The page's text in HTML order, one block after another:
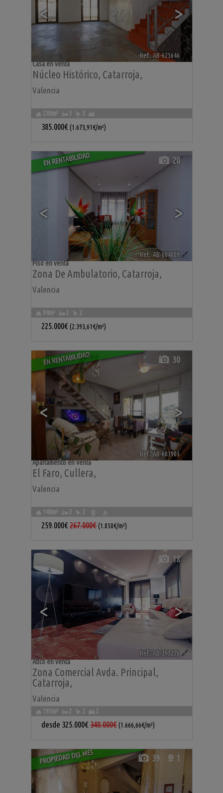
< >
Ref.. AB-625646 🔗
Núcleo Histórico, Catarroja,
Valencia
Casa en venta
230m² 3 3
385.000€ (1.673,91€/m²)
EN RENTABILIDAD
< >
20
Ref.. AB-604009 🔗
Zona De Ambulatorio, Catarroja,
Valencia
Piso en venta
94m² 2 2
225.000€ (2.393,61€/m²)
EN RENTABILIDAD
< >
30
Ref.. AB-603905🔗
El Faro, Cullera,
Valencia
Apartamento en venta
140m² 3 2
259.000€ 267.000€(1.850€/m²)
< >
18
Ref.. AB-395276 🔗
Zona Comercial Avda. Principal,
Catarroja,
Valencia
Ático en venta
195m² 2 2 2
desde 325.000€ 340.000€(1.666,66€/m²)
PROPIEDAD DEL MES 39 1